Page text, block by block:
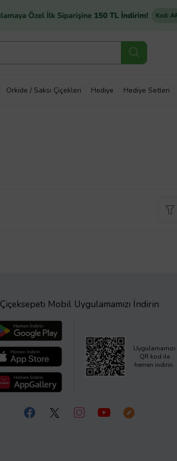
Orkide / Saksı Çiçekleri Hediye Hediye Setleri
Çiçeksepeti Mobil Uygulamamızı İndirin
Uygulamamızı
QR kod ile
hemen indirin.